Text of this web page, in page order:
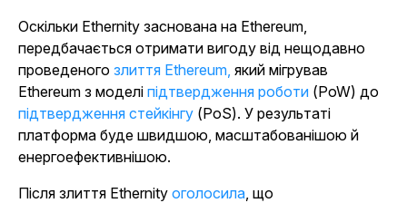
Оскільки Ethernity заснована на Ethereum,
передбачається отримати вигоду від нещодавно
проведеного злиття Ethereum, який мігрував
Ethereum з моделі підтвердження роботи (PoW) до
підтвердження стейкінгу (PoS). У результаті
платформа буде швидшою, масштабованішою й
енергоефективнішою.
Після злиття Ethernity оголосила, що